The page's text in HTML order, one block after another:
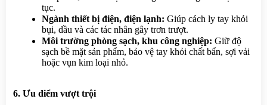
tục.
Ngành thiết bị điện, điện lạnh: Giúp cách ly tay khỏi
bụi, dầu và các tác nhân gây trơn trượt.
Môi trường phòng sạch, khu công nghiệp: Giữ độ
sạch bề mặt sản phẩm, bảo vệ tay khỏi chất bẩn, sợi vải
hoặc vụn kim loại nhỏ.
6. Ưu điểm vượt trội